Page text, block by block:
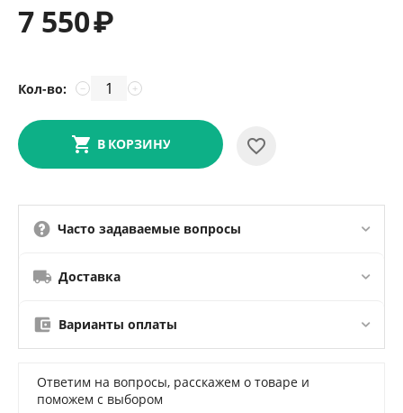
7 550₽
Кол-во: +
−
В КОРЗИНУ
Часто задаваемые вопросы
Доставка
Варианты оплаты
Ответим на вопросы, расскажем о товаре и
поможем с выбором